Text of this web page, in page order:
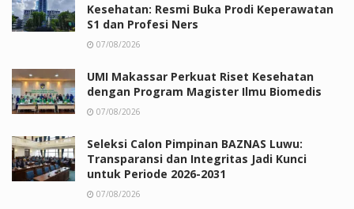
Kesehatan: Resmi Buka Prodi Keperawatan
S1 dan Profesi Ners
07/08/2026
UMI Makassar Perkuat Riset Kesehatan
dengan Program Magister Ilmu Biomedis
07/08/2026
Seleksi Calon Pimpinan BAZNAS Luwu:
Transparansi dan Integritas Jadi Kunci
untuk Periode 2026-2031
07/08/2026